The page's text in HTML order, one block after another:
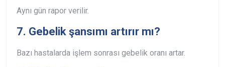
Aynı gün rapor verilir.
7. Gebelik şansımı artırır mı?
Bazı hastalarda işlem sonrası gebelik oranı artar.